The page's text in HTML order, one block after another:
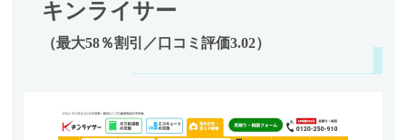
キンライサー
（最大58％割引／口コミ評価3.02）